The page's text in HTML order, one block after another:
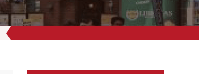
毎日来ても飽きない！」 実際毎日来店されるお客様もいらっ